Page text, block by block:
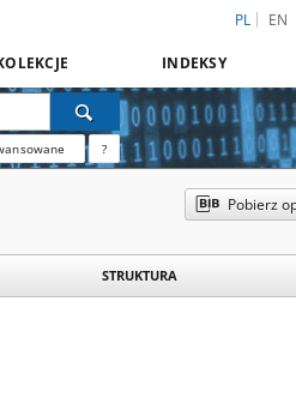
PL EN
INDEKSY
?
Pobierz
STRUKTURA